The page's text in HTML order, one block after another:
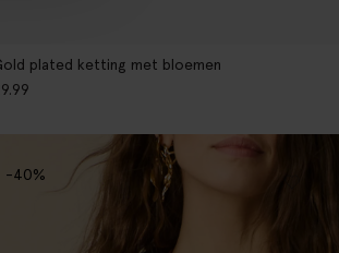
plated ketting met bloemen
-40%